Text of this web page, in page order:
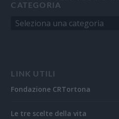
CATEGORIA
LINK UTILI
Fondazione CRTortona
Le tre scelte della vita